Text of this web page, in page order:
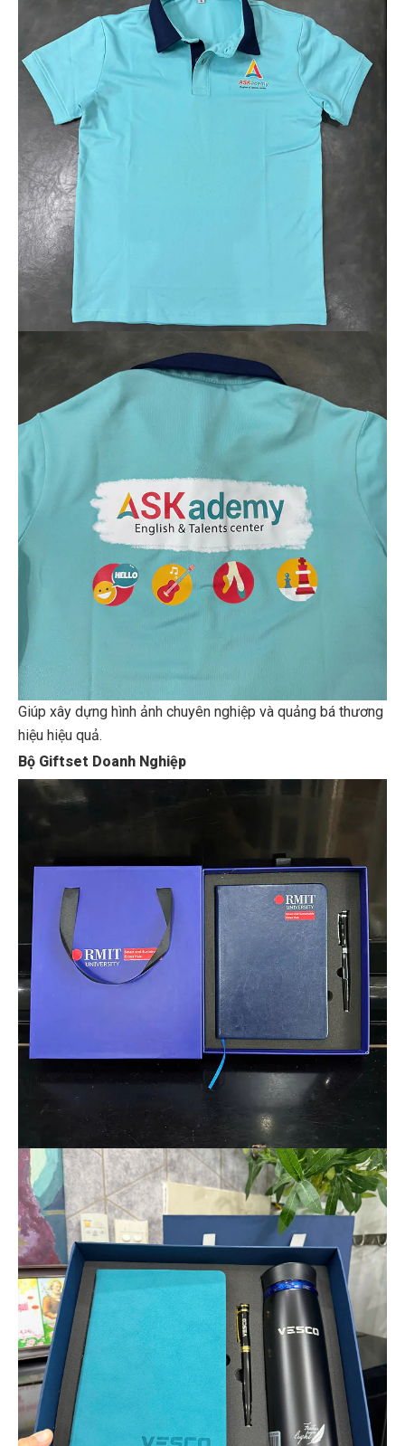
Giúp xây dựng hình ảnh chuyên nghiệp và quảng bá thương
hiệu hiệu quả.
Bộ Giftset Doanh Nghiệp